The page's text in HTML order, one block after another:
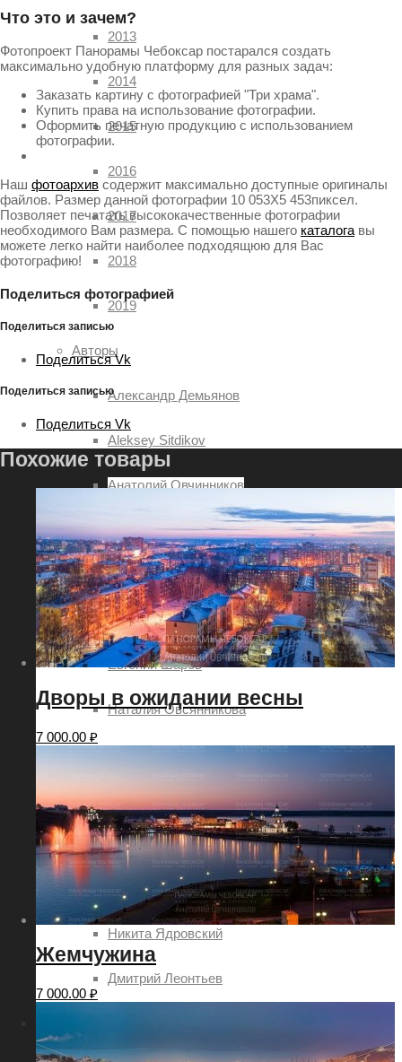
2013
2014
2015
2016
2017
2018
2019
Авторы
Александр Демьянов
Aleksey Sitdikov
Анатолий Овчинников
Алексей Семёнов
Илья Степанов
Павел Ртищев
Евгений Шаров
Наталия Овсянникова
Руслан Акимов
Сергей Петров
Татьяна Шоглева
Никита Ядровский
Дмитрий Леонтьев
Что это и зачем?
Фотопроект Панорамы Чебоксар постарался создать
максимально удобную платформу для разных задач:
Заказать картину с фотографией "Три храма".
Купить права на использование фотографии.
Оформить печатную продукцию с использованием
фотографии.
Наш фотоархив содержит максимально доступные оригиналы
файлов. Размер данной фотографии 10 053X5 453пиксел.
Позволяет печатать высококачественные фотографии
необходимого Вам размера. С помощью нашего каталога вы
можете легко найти наиболее подходящюю для Вас
фотографию!
Поделиться фотографией
Поделиться записью
Поделиться Vk
Поделиться записью
Поделиться Vk
Похожие товары
Дворы в ожидании весны
7 000.00 ₽
Жемчужина
7 000.00 ₽